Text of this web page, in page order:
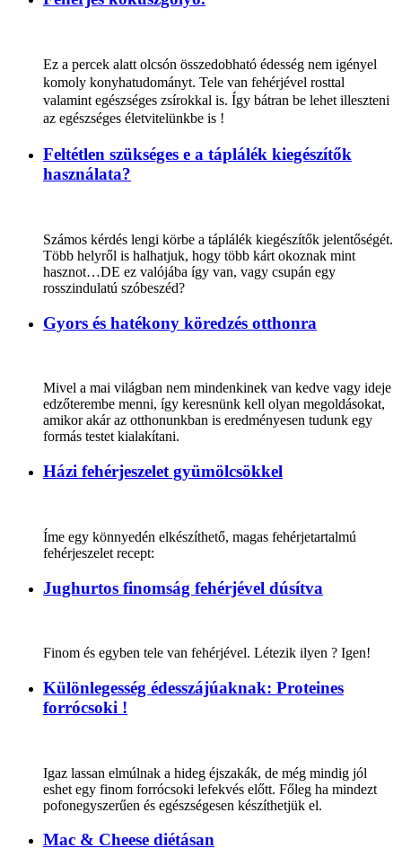
Ez a percek alatt olcsón összedobható édesség nem igényel
komoly konyhatudományt. Tele van fehérjével rosttal
valamint egészséges zsírokkal is. Így bátran be lehet illeszteni
az egészséges életvitelünkbe is !
Feltétlen szükséges e a táplálék kiegészítők
használata?
Számos kérdés lengi körbe a táplálék kiegészítők jelentőségét.
Több helyről is halhatjuk, hogy több kárt okoznak mint
hasznot…DE ez valójába így van, vagy csupán egy
rosszindulatú szóbeszéd?
Gyors és hatékony köredzés otthonra
Mivel a mai világban nem mindenkinek van kedve vagy ideje
edzőterembe menni, így keresnünk kell olyan megoldásokat,
amikor akár az otthonunkban is eredményesen tudunk egy
formás testet kialakítani.
Házi fehérjeszelet gyümölcsökkel
Íme egy könnyedén elkészíthető, magas fehérjetartalmú
fehérjeszelet recept:
Jughurtos finomság fehérjével dúsítva
Finom és egyben tele van fehérjével. Létezik ilyen ? Igen!
Különlegesség édesszájúaknak: Proteines
forrócsoki !
Igaz lassan elmúlnak a hideg éjszakák, de még mindig jól
eshet egy finom forrócsoki lefekvés előtt. Főleg ha mindezt
pofonegyszerűen és egészségesen készíthetjük el.
Mac & Cheese diétásan